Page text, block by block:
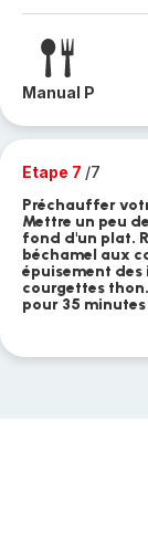
Manual P
Etape 7 /7
Préchauffer
Mettre un peu
fond d'un plat.
béchamel aux
épuisement
courgettes
pour 35